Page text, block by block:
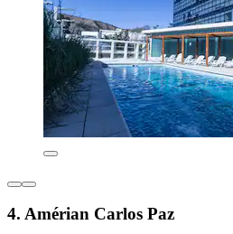
4. Amérian Carlos Paz